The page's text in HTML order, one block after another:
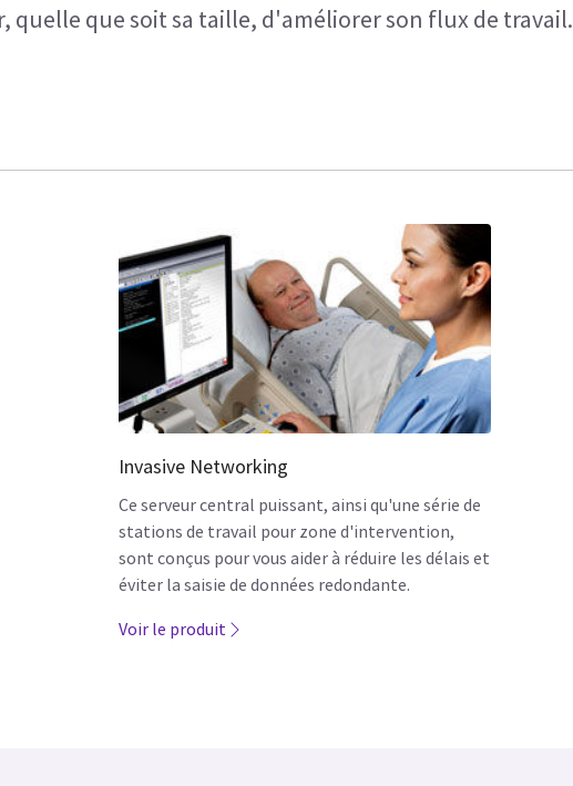
quelle que soit sa taille, d'améliorer son flux de travail.
Invasive Networking
Ce serveur central puissant, ainsi qu'une série de
stations de travail pour zone d'intervention,
sont conçus pour vous aider à réduire les délais et
éviter la saisie de données redondante.
Voir le produit